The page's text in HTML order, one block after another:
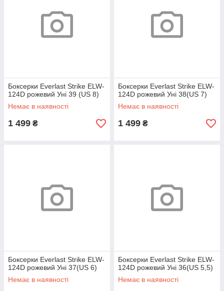
Боксерки Everlast Strike ELW-
124D рожевий Уні 39 (US 8)
Немає в наявності
1 499 ₴
Боксерки Everlast Strike ELW-
124D рожевий Уні 38(US 7)
Немає в наявності
1 499 ₴
Боксерки Everlast Strike ELW-
124D рожевий Уні 37(US 6)
Немає в наявності
Боксерки Everlast Strike ELW-
124D рожевий Уні 36(US 5,5)
Немає в наявності